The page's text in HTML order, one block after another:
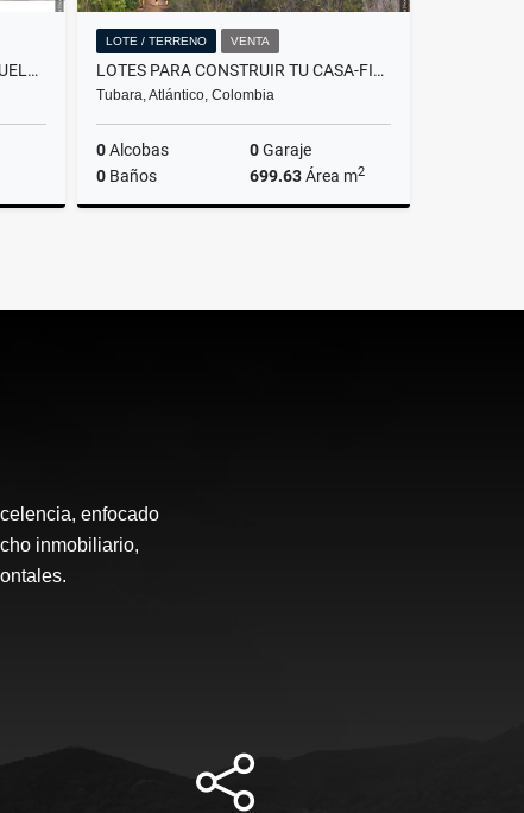
AMPLIA CASA EN SOLEDAD MANUELA BELTRAN
LOTE / TERRENO VENTA
LOTES PARA CONSTRUIR TU CASA-FINCA-CABAÑA IDEAL CON EXCELENTES VISTAS
Tubara, Atlántico, Colombia
0Alcobas 0Garaje
0Baños 699.63Área m2
enfocado
inmobiliario,